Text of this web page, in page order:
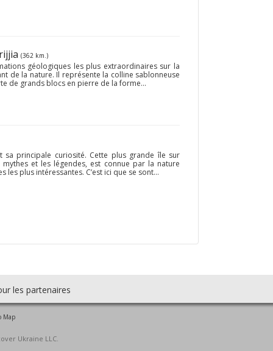
(362 km.)
géologiques les plus extraordinaires sur la
de la nature. Il représente la colline sablonneuse
de grands blocs en pierre de la forme...
principale curiosité. Cette plus grande île sur
et les légendes, est connue par la nature
plus intéressantes. C’est ici que se sont...
les partenaires
Map
Ukraine LLC.